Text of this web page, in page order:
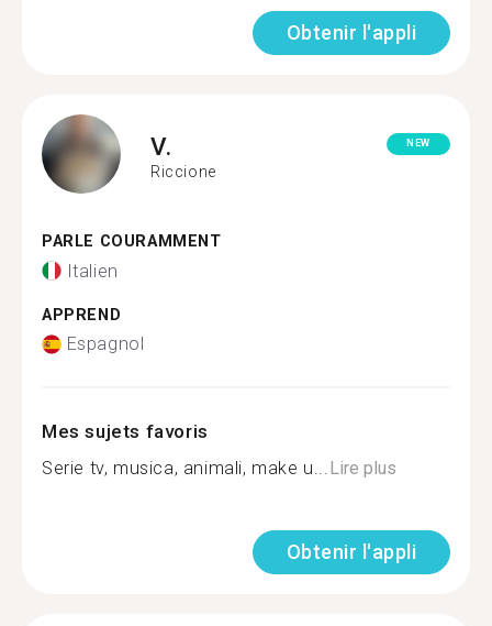
Obtenir l'appli
V.
Riccione
NEW
PARLE COURAMMENT
Italien
APPREND
Espagnol
Mes sujets favoris
Serie tv, musica, animali, make u...Lire plus
Obtenir l'appli